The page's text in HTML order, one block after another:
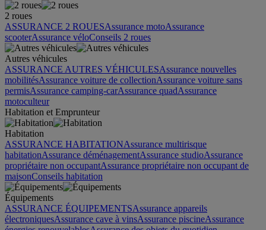
2 roues
ASSURANCE 2 ROUESAssurance motoAssurance
scooterAssurance véloConseils 2 roues
Autres véhicules
ASSURANCE AUTRES VÉHICULESAssurance nouvelles
mobilitésAssurance voiture de collectionAssurance voiture sans
permisAssurance camping-carAssurance quadAssurance
motoculteur
Habitation et Emprunteur
Habitation
ASSURANCE HABITATIONAssurance multirisque
habitationAssurance déménagementAssurance studioAssurance
propriétaire non occupantAssurance propriétaire non occupant de
maisonConseils habitation
Équipements
ASSURANCE ÉQUIPEMENTSAssurance appareils
électroniquesAssurance cave à vinsAssurance piscineAssurance